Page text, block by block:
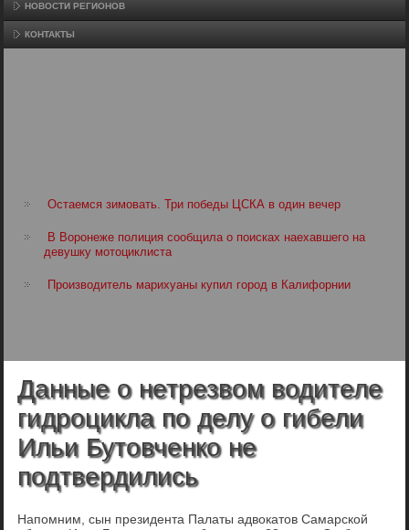
НОВОСТИ РЕГИОНОВ
КОНТАКТЫ
Остаемся зимовать. Три победы ЦСКА в один вечер
В Воронеже полиция сообщила о поисках наехавшего на
девушку мотоциклиста
Производитель марихуаны купил город в Калифорнии
Данные о нетрезвом водителе
гидроцикла по делу о гибели
Ильи Бутовченко не
подтвердились
Напомним, сын президента Палаты адвокатов Самарской